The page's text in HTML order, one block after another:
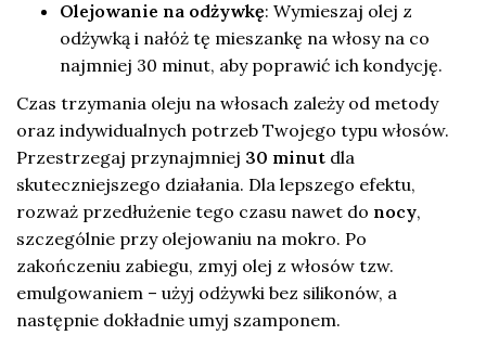
Olejowanie na odżywkę: Wymieszaj olej z
odżywką i nałóż tę mieszankę na włosy na co
najmniej 30 minut, aby poprawić ich kondycję.
Czas trzymania oleju na włosach zależy od metody
oraz indywidualnych potrzeb Twojego typu włosów.
Przestrzegaj przynajmniej 30 minut dla
skuteczniejszego działania. Dla lepszego efektu,
rozważ przedłużenie tego czasu nawet do nocy,
szczególnie przy olejowaniu na mokro. Po
zakończeniu zabiegu, zmyj olej z włosów tzw.
emulgowaniem – użyj odżywki bez silikonów, a
następnie dokładnie umyj szamponem.